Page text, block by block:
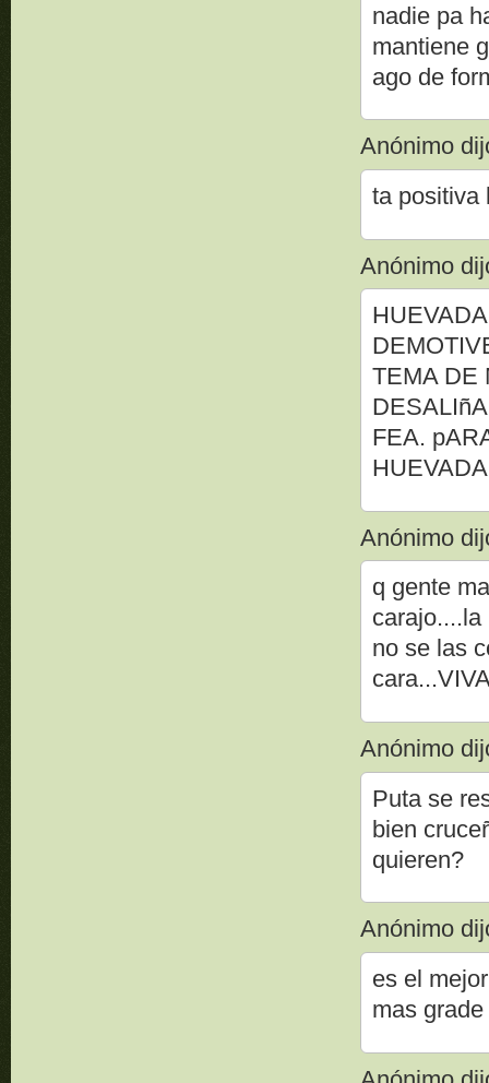
nadie pa
mantiene
ago de
Anónimo
ta positiva
Anónimo
TEMA DE
FEA.
Anónimo
q gente
no se las
Anónimo
Puta se
bien
quieren?
Anónimo
es el
mas